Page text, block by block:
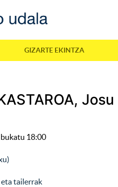
GIZARTE EKINTZA
18:00
eta tailerrak